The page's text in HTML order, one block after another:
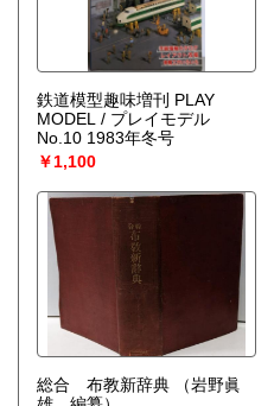
鉄道模型趣味増刊 PLAY
MODEL / プレイモデル
No.10 1983年冬号
￥1,100
総合 布教新辞典
（岩野眞